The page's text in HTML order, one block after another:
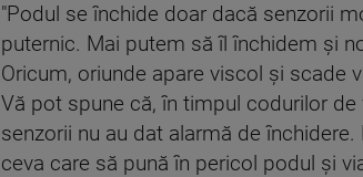
"Podul se închide doar dacă senzorii
puternic. Mai putem să îl închidem şi
Oricum, oriunde apare viscol şi scade
Vă pot spune că, în timpul codurilor
senzorii nu au dat alarmă de
ceva care să pună în pericol podul şi